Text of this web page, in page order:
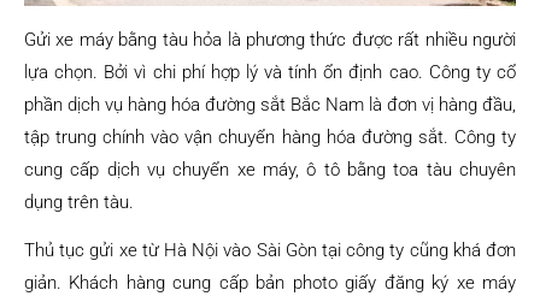
Gửi xe máy bằng tàu hỏa là phương thức được rất nhiều người
lựa chọn. Bởi vì chi phí hợp lý và tính ổn định cao. Công ty cổ
phần dịch vụ hàng hóa đường sắt Bắc Nam là đơn vị hàng đầu,
tập trung chính vào vận chuyển hàng hóa đường sắt. Công ty
cung cấp dịch vụ chuyển xe máy, ô tô bằng toa tàu chuyên
dụng trên tàu.
Thủ tục gửi xe từ Hà Nội vào Sài Gòn tại công ty cũng khá đơn
giản. Khách hàng cung cấp bản photo giấy đăng ký xe máy